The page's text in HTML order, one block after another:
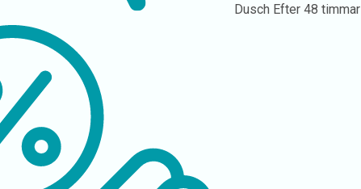
Dusch Efter 48 timmar